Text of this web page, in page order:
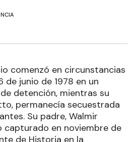
comenzó en circunstancias
de junio de 1978 en un
detención, mientras su
permanecía secuestrada
Su padre, Walmir
capturado en noviembre de
de Historia en la